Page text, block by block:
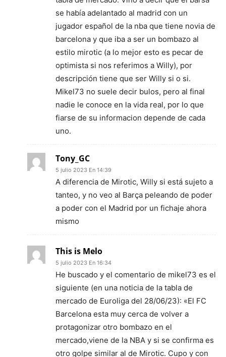
se había adelantado al madrid con un
jugador español de la nba que tiene novia de
barcelona y que iba a ser un bombazo al
estilo mirotic (a lo mejor esto es pecar de
optimista si nos referimos a Willy), por
descripción tiene que ser Willy si o si.
Mikel73 no suele decir bulos, pero al final
nadie le conoce en la vida real, por lo que
fiarse de su informacion depende de cada
uno.
Tony_GC
5 julio 2023 En 14:39
A diferencia de Mirotic, Willy si está sujeto a
tanteo, y no veo al Barça peleando de poder
a poder con el Madrid por un fichaje ahora
mismo
This is Melo
5 julio 2023 En 16:34
He buscado y el comentario de mikel73 es el
siguiente (en una noticia de la tabla de
mercado de Euroliga del 28/06/23): «El FC
Barcelona esta muy cerca de volver a
protagonizar otro bombazo en el
mercado,viene de la NBA y si se confirma es
otro golpe similar al de Mirotic. Cupo y con